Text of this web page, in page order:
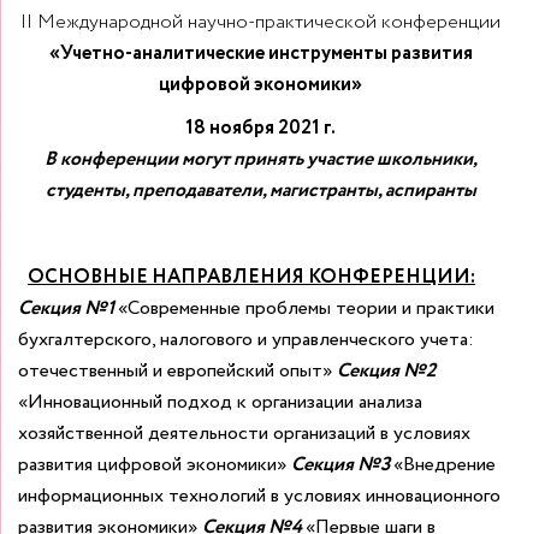
«Учетно-аналитические инструменты развития
цифровой экономики»
В конференции могут принять участие школьники,
студенты, преподаватели, магистранты, аспиранты
ОСНОВНЫЕ НАПРАВЛЕНИЯ КОНФЕРЕНЦИИ:
Cекция №1«Современные проблемы теории и практики
бухгалтерского, налогового и управленческого учета:
отечественный и европейский опыт» Cекция №2
«Инновационный подход к организации анализа
хозяйственной деятельности организаций в условиях
развития цифровой экономики» Cекция №3«Внедрение
информационных технологий в условиях инновационного
развития экономики» Секция №4«Первые шаги в